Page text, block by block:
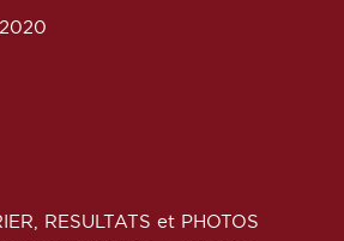
RESULTATS et PHOTOS